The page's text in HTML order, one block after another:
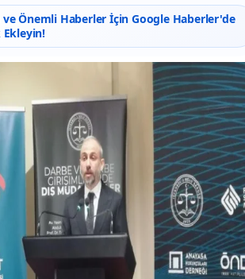
ve Önemli Haberler İçin Google Haberler'de
Ekleyin!